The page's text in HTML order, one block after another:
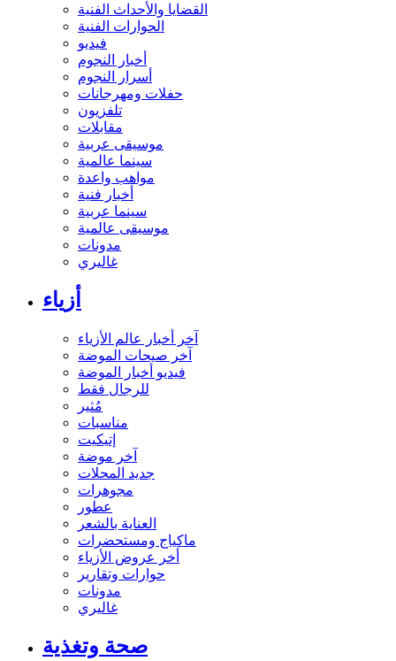
القضايا والأحداث الفنية
الحوارات الفنية
فيديو
أخبار النجوم
أسرار النجوم
حفلات ومهرجانات
تلفزيون
مقابلات
موسيقى عربية
سينما عالمية
مواهب واعدة
أخبار فنية
سينما عربية
موسيقى عالمية
مدونات
غاليري
أزياء
آخر أخبار عالم الأزياء
آخر صيحات الموضة
فيديو أخبار الموضة
للرجال فقط
مُثير
مناسبات
إتيكيت
آخر موضة
جديد المحلات
مجوهرات
عطور
العناية بالشعر
ماكياج ومستحضرات
أخر عروض الأزياء
حوارات وتقارير
مدونات
غاليري
صحة وتغذية